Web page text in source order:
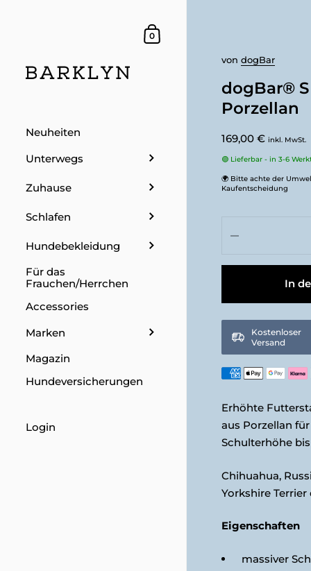
Dein Warenkorb
0
Neuheiten
Unterwegs
Zuhause
Schlafen
Hundebekleidung
Für das
Frauchen/Herrchen
Accessories
Marken
Magazin
Hundeversicherungen
Login
dogBar®
Porzellan
von dogBar
169,00 € inkl. MwSt.
🟢 Lieferbar - in 3-6
🌍 Bitte achte der
Kaufentscheidung
In
Kostenloser
Versand
Erhöhte
aus Porzellan
Schulterhöhe
Chihuahua,
Yorkshire Terrier
Eigenschaften
massiver